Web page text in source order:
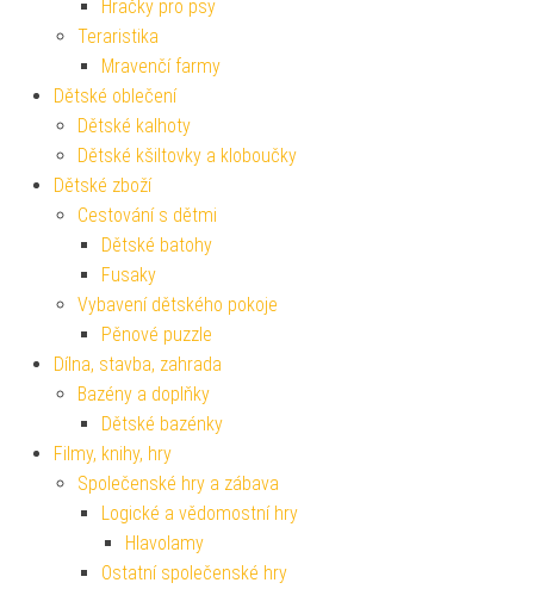
Hračky pro psy
Teraristika
Mravenčí farmy
Dětské oblečení
Dětské kalhoty
Dětské kšiltovky a kloboučky
Dětské zboží
Cestování s dětmi
Dětské batohy
Fusaky
Vybavení dětského pokoje
Pěnové puzzle
Dílna, stavba, zahrada
Bazény a doplňky
Dětské bazénky
Filmy, knihy, hry
Společenské hry a zábava
Logické a vědomostní hry
Hlavolamy
Ostatní společenské hry